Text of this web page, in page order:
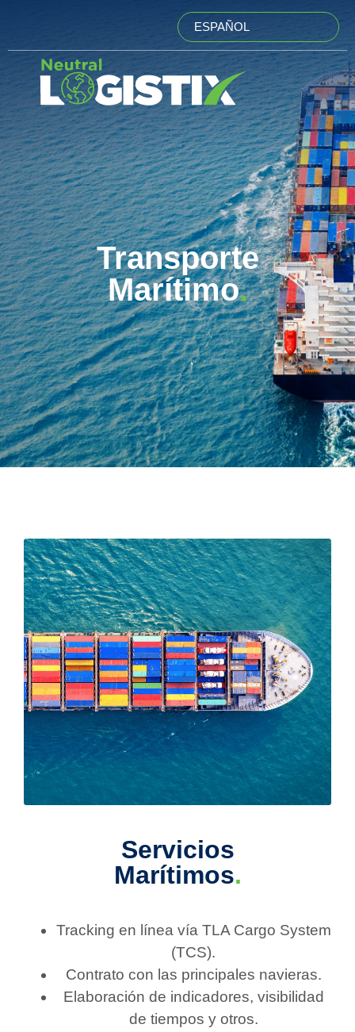
ESPAÑOL
Transporte
Marítimo.
Servicios
Marítimos.
Tracking en línea vía TLA Cargo System
(TCS).
Contrato con las principales navieras.
Elaboración de indicadores, visibilidad
de tiempos y otros.